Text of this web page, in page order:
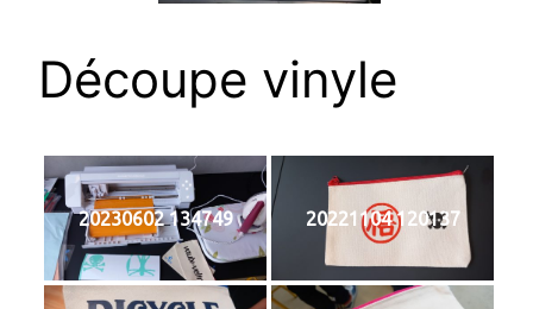
Découpe vinyle
20230602 134749 20221104 120137